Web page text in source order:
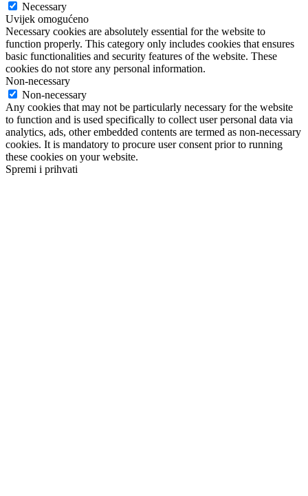
Necessary
Uvijek omogućeno
Necessary cookies are absolutely essential for the website to
function properly. This category only includes cookies that ensures
basic functionalities and security features of the website. These
cookies do not store any personal information.
Non-necessary
Non-necessary
Any cookies that may not be particularly necessary for the website
to function and is used specifically to collect user personal data via
analytics, ads, other embedded contents are termed as non-necessary
cookies. It is mandatory to procure user consent prior to running
these cookies on your website.
Spremi i prihvati